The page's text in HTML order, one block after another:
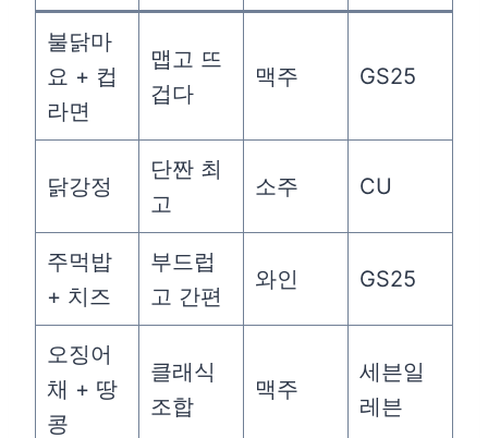
불닭마
요 + 컵
라면
맵고 뜨
겁다
맥주 GS25
닭강정
단짠 최
고
소주 CU
주먹밥
+ 치즈
부드럽
고 간편
와인 GS25
오징어
채 + 땅
콩
클래식
조합
맥주
세븐일
레븐